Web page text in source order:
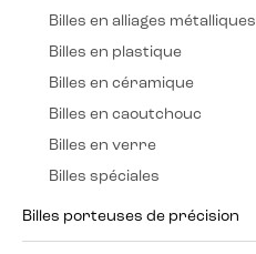
Billes en alliages métalliques
Billes en plastique
Billes en céramique
Billes en caoutchouc
Billes en verre
Billes spéciales
Billes porteuses de précision